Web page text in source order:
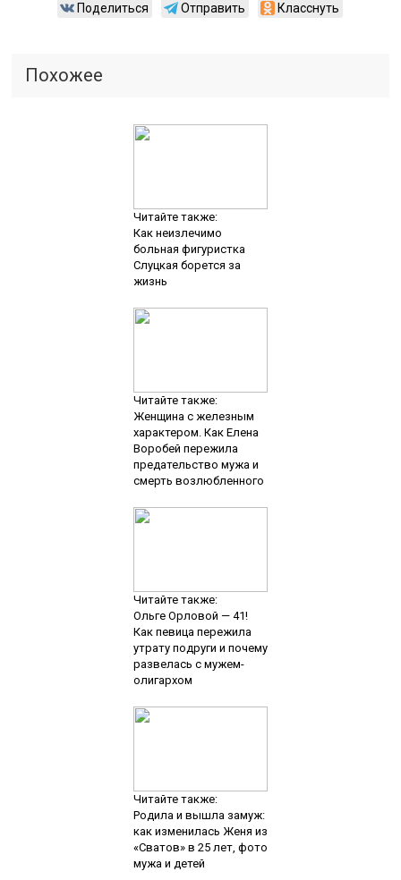
Поделиться Отправить Класснуть
Похожее
Читайте также:
Как неизлечимо
больная фигуристка
Слуцкая борется за
жизнь
Читайте также:
Женщина с железным
характером. Как Елена
Воробей пережила
предательство мужа и
смерть возлюбленного
Читайте также:
Ольге Орловой — 41!
Как певица пережила
утрату подруги и почему
развелась с мужем-
олигархом
Читайте также:
Родила и вышла замуж:
как изменилась Женя из
«Сватов» в 25 лет, фото
мужа и детей